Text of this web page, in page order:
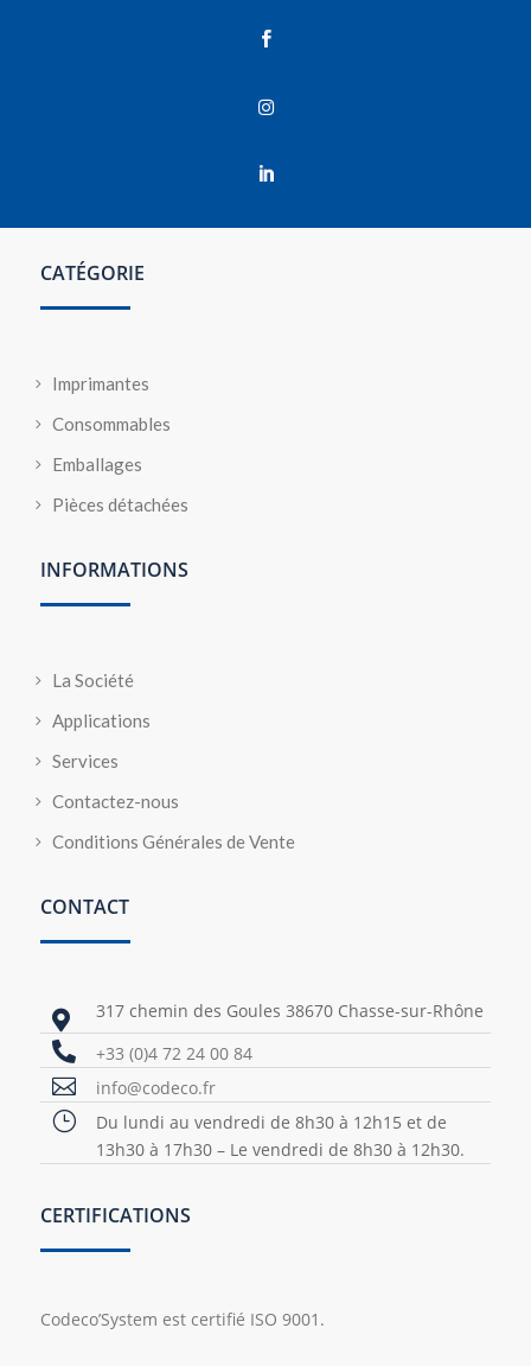



CATÉGORIE
Imprimantes
Consommables
Emballages
Pièces détachées
INFORMATIONS
La Société
Applications
Services
Contactez-nous
Conditions Générales de Vente
CONTACT
 317 chemin des Goules 38670 Chasse-sur-Rhône
 +33 (0)4 72 24 00 84
 info@codeco.fr
}
Du lundi au vendredi de 8h30 à 12h15 et de
13h30 à 17h30 – Le vendredi de 8h30 à 12h30.
CERTIFICATIONS
Codeco’System est certifié ISO 9001.